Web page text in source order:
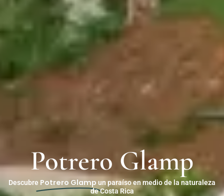
Potrero Glamp
Descubre Potrero Glamp un paraíso en medio de la naturaleza
de Costa Rica